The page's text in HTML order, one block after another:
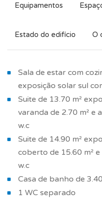
Equipamentos
Estado do edifício O
Sala de estar com
exposição solar sul
Suite de 13.70 m²
varanda de 2.70 m² e
w.c
Suite de 14.90 m²
coberto de 15.60 m²
w.c
Casa de banho de
1 WC separado